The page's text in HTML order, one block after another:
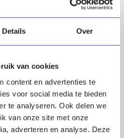
Details Over
van cookies
content en advertenties te
voor social media te bieden
te analyseren. Ook delen we
van onze site met onze
adverteren en analyse. Deze
van de